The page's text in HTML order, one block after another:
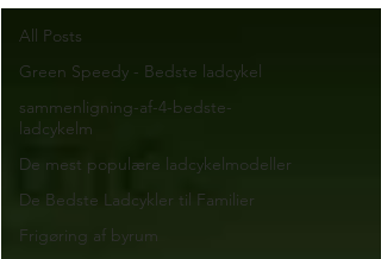
All Posts
Green Speedy - Bedste ladcykel
sammenligning-af-4-bedste-
ladcykelm
De mest populære ladcykelmodeller
De Bedste Ladcykler til Familier
Frigøring af byrum